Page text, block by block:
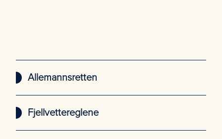
Allemannsretten
Fjellvettereglene